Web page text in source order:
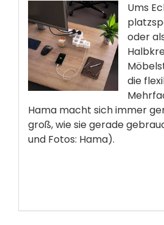
Ums
oder
die
Hama macht sich immer
groß, wie sie gerade
und Fotos: Hama).